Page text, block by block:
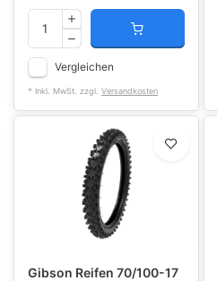
Vergleichen
* Inkl. MwSt. zzgl. Versandkosten
Gibson Reifen 70/100-17